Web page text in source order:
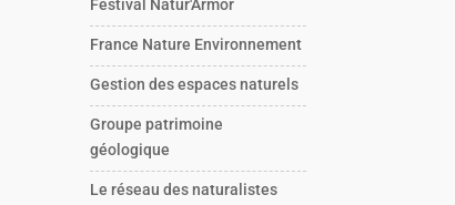
Festival Natur'Armor
France Nature Environnement
Gestion des espaces naturels
Groupe patrimoine
géologique
Le réseau des naturalistes